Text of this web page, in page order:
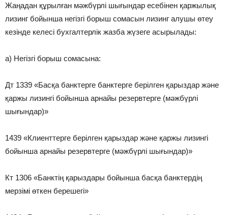
Жаңадан құрылған мәжбүрлі шығындар есебінен қаржылық
лизинг бойынша негізгі борыш сомасын лизинг алушы өтеу
кезінде келесі бухгалтерлік жазба жүзеге асырылады:
а) Негізгі борыш сомасына:
Дт 1339 «Басқа банктерге банктерге берілген қарыздар және
қаржы лизингі бойынша арнайы резервтерге (мәжбүрлі
шығындар)»
1439 «Клиенттерге берілген қарыздар және қаржы лизингі
бойынша арнайы резервтерге (мәжбүрлі шығындар)»
Кт 1306 «Банктің қарыздары бойынша басқа банктердің
мерзімі өткен берешегі»